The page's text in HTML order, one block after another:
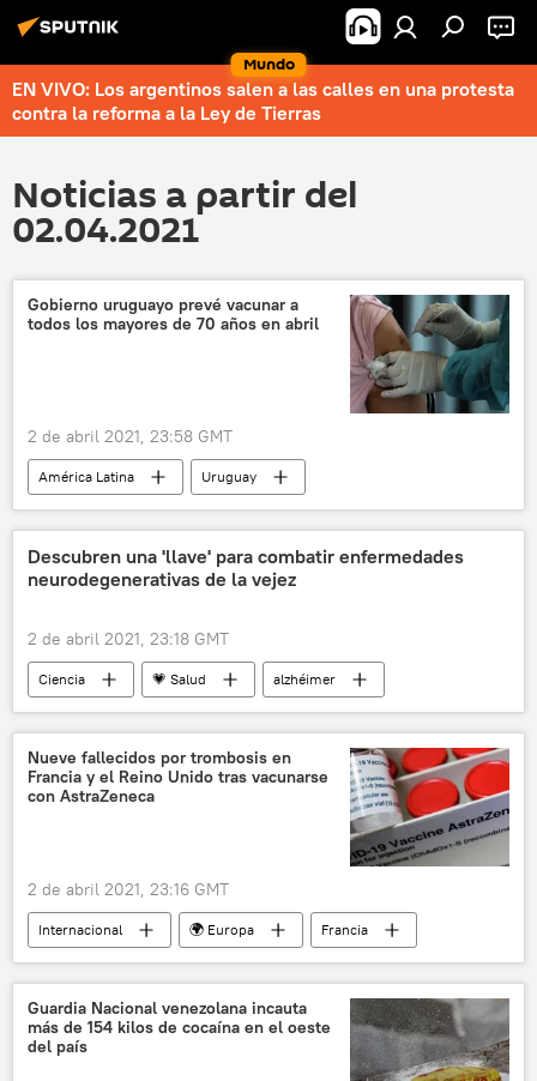
Mundo
EN VIVO: Los argentinos salen a las calles en una protesta
contra la reforma a la Ley de Tierras
Noticias a partir del
02.04.2021
Gobierno uruguayo prevé vacunar a
todos los mayores de 70 años en abril
2 de abril 2021, 23:58 GMT
América Latina
Uruguay
vacunación contra el COVID-19
Descubren una 'llave' para combatir enfermedades
neurodegenerativas de la vejez
2 de abril 2021, 23:18 GMT
Ciencia 💗 Salud
alzhéimer
parkinson
demencia neuronas
Nueve fallecidos por trombosis en
Francia y el Reino Unido tras vacunarse
con AstraZeneca
2 de abril 2021, 23:16 GMT
Internacional 🌍 Europa
Francia
vacunación contra el COVID-19
AstraZeneca
Guardia Nacional venezolana incauta
más de 154 kilos de cocaína en el oeste
del país